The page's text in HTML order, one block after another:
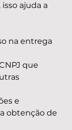
ajuda a
na entrega
que
e
obtenção de